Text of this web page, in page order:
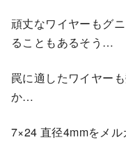
頑丈なワイヤーもグ
ることもあるそう…
罠に適したワイヤー
か…
7×24 直径4mmをメ